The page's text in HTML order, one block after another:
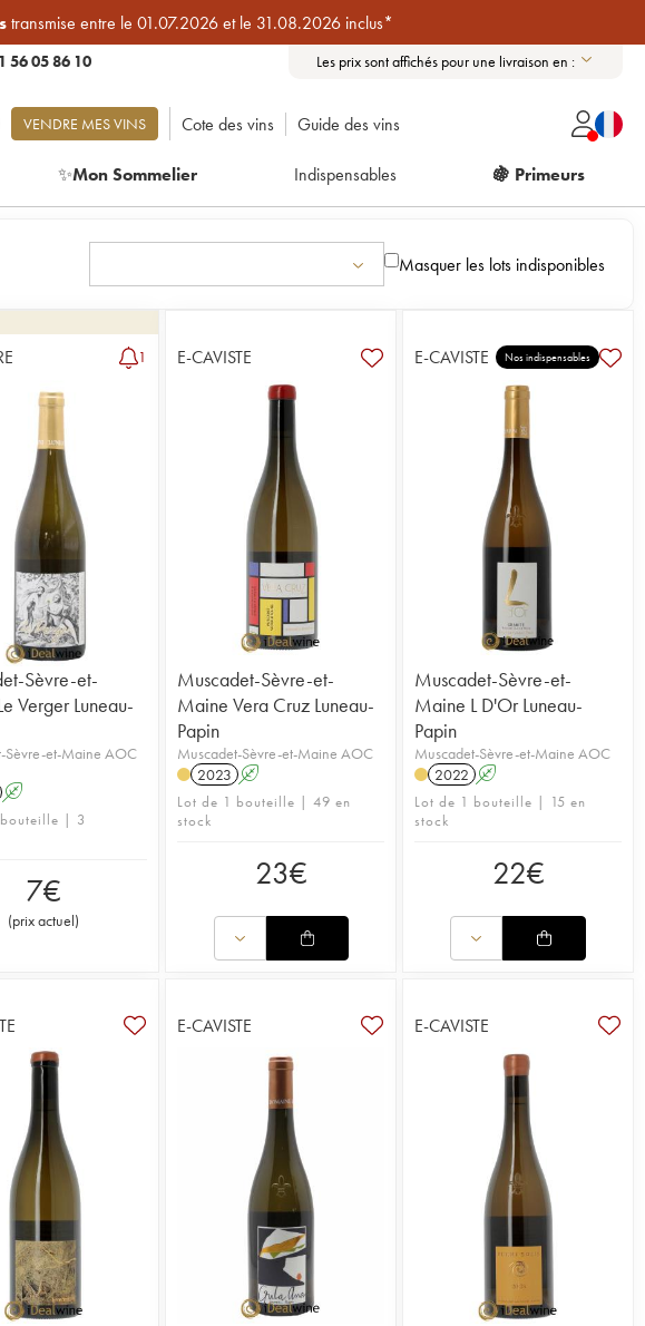
transmise entre le 01.07.2026 et le 31.08.2026 inclus*
56 05 86 10 Les prix sont affichés pour une livraison en :
VENDRE MES VINS Cote des vins Guide des vins
✨Mon Sommelier Indispensables 🍇 Primeurs
Masquer les lots indisponibles
1
Sèvre-et-
Verger Luneau-
Sèvre-et-Maine AOC
A
| 3
7€
(prix actuel)
E-CAVISTE
Muscadet-Sèvre-et-
Maine Vera Cruz Luneau-
Papin
Muscadet-Sèvre-et-Maine AOC
2023 A
Lot de 1 bouteille | 49 en
stock
23€
E-CAVISTE Nos indispensables
Muscadet-Sèvre-et-
Maine L D'Or Luneau-
Papin
Muscadet-Sèvre-et-Maine AOC
2022 A
Lot de 1 bouteille | 15 en
stock
22€
E-CAVISTE E-CAVISTE